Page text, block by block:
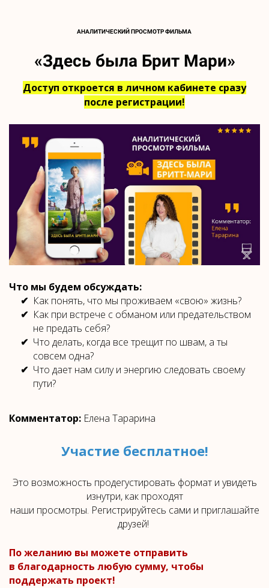
АНАЛИТИЧЕСКИЙ ПРОСМОТР ФИЛЬМА
«Здесь была Брит Мари»
Доступ откроется в личном кабинете сразу
после регистрации!
Что мы будем обсуждать:
Как понять, что мы проживаем «свою» жизнь?
Как при встрече с обманом или предательством
не предать себя?
Что делать, когда все трещит по швам, а ты
совсем одна?
Что дает нам силу и энергию следовать своему
пути?
Комментатор: Елена Тарарина
Участие бесплатное!
Это возможность продегустировать формат и увидеть
изнутри, как проходят
наши просмотры. Регистрируйтесь сами и приглашайте
друзей!
По желанию вы можете отправить
в благодарность любую сумму, чтобы
поддержать проект!